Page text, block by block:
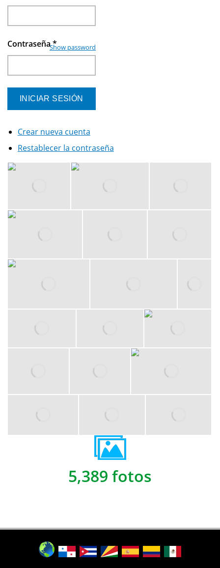
Contraseña*
Show password
Crear nueva cuenta
Restablecer la contraseña
5,389 fotos